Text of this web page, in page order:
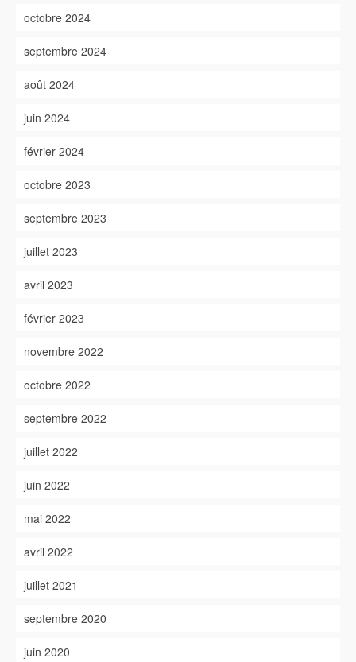
octobre 2024
septembre 2024
août 2024
juin 2024
février 2024
octobre 2023
septembre 2023
juillet 2023
avril 2023
février 2023
novembre 2022
octobre 2022
septembre 2022
juillet 2022
juin 2022
mai 2022
avril 2022
juillet 2021
septembre 2020
juin 2020